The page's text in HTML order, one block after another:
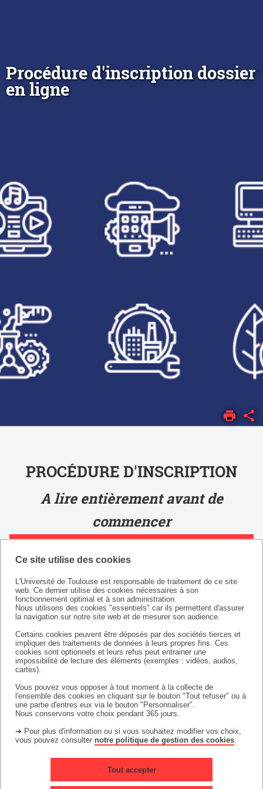
Ce site utilise des cookies
L'Université de Toulouse est responsable de traitement de ce site
web. Ce dernier utilise des cookies nécessaires à son
fonctionnement optimal et à son administration.
Nous utilisons des cookies "essentiels" car ils permettent d'assurer
la navigation sur notre site web et de mesurer son audience.
Certains cookies peuvent être déposés par des sociétés tierces et
impliquer des traitements de données à leurs propres fins. Ces
cookies sont optionnels et leurs refus peut entrainer une
impossibilité de lecture des éléments (exemples : vidéos, audios,
cartes).
Vous pouvez vous opposer à tout moment à la collecte de
l'ensemble des cookies en cliquant sur le bouton "Tout refuser" ou à
une partie d'entres eux via le bouton "Personnaliser".
Nous conservons votre choix pendant 365 jours.
➜ Pour plus d'information ou si vous souhaitez modifier vos choix,
vous pouvez consulter notre politique de gestion des cookies
Tout accepter
Procédure d'inscription dossier
en ligne
CANDIDATURES
PROCÉDURE D'INSCRIPTION
A lire entièrement avant de
commencer
CONCERNANT LA CVEC
2 - EFFECTUEZ VOTRE PRÉINSCRIPTION EN LIGNE
3 - ENREGISTREMENT DE VOTRE DOSSIER PAR LE
SERVICE SCOLARITÉ DE L'IUT
4 - DÉPOSER LES PIÈCES JUSTIFICATIVES
DEMANDÉES
5 - VÉRIFICATION DE VOTRE INSCRIPTION PAR LE
SERVICE SCOLARITÉ DE L'IUT
6 - CRÉER VOS COMPTES INFORMATIQUES
DOCUMENTS À CONSULTER